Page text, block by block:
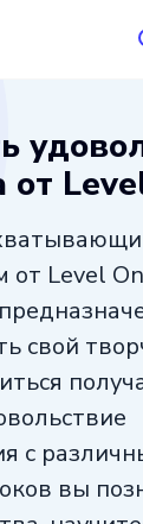
от
от Level
свой
с
вы